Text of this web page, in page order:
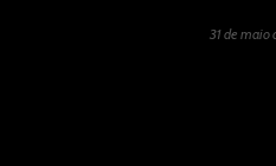
31 de maio